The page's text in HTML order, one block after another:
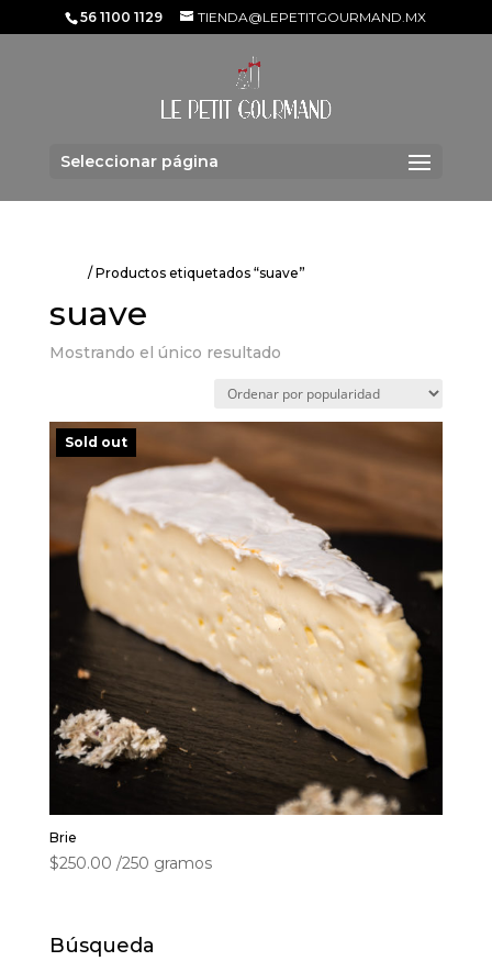
56 1100 1129 TIENDA@LEPETITGOURMAND.MX
Seleccionar página
/ Productos etiquetados “suave”
suave
Mostrando el único resultado
Sold out
Brie
$250.00 /250 gramos
Búsqueda